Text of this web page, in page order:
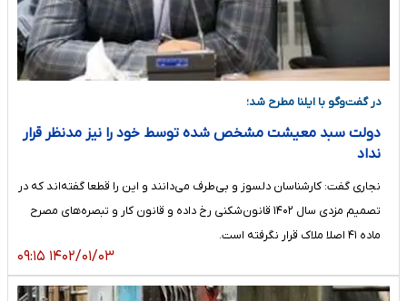
در گفت‌وگو با ایلنا مطرح شد؛
دولت سبد معیشت مشخص شده توسط خود را نیز مدنظر قرار
نداد
نجاری گفت: کارشناسان دلسوز و بی‌طرف می‌دانند و این را قطعا گفته‌اند که در
تصمیم مزدی سال ۱۴۰۲ قانون‌شکنی رخ داده و قانون کار و تبصره‌های مصرح
ماده ۴۱ اصلا ملاک قرار نگرفته است.
۱۴۰۲/۰۱/۰۳ ۰۹:۱۵